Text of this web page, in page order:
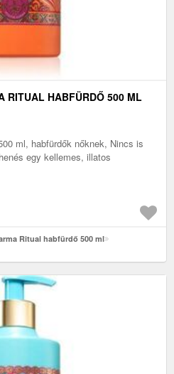
RITUAL HABFÜRDŐ 500 ML
ml, habfürdők nőknek, Nincs is
egy kellemes, illatos
Ritual habfürdő 500 ml